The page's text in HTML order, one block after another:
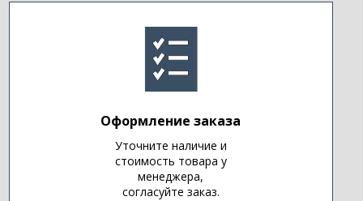
Оформление заказа
Уточните наличие и
стоимость товара у
менеджера,
согласуйте заказ.